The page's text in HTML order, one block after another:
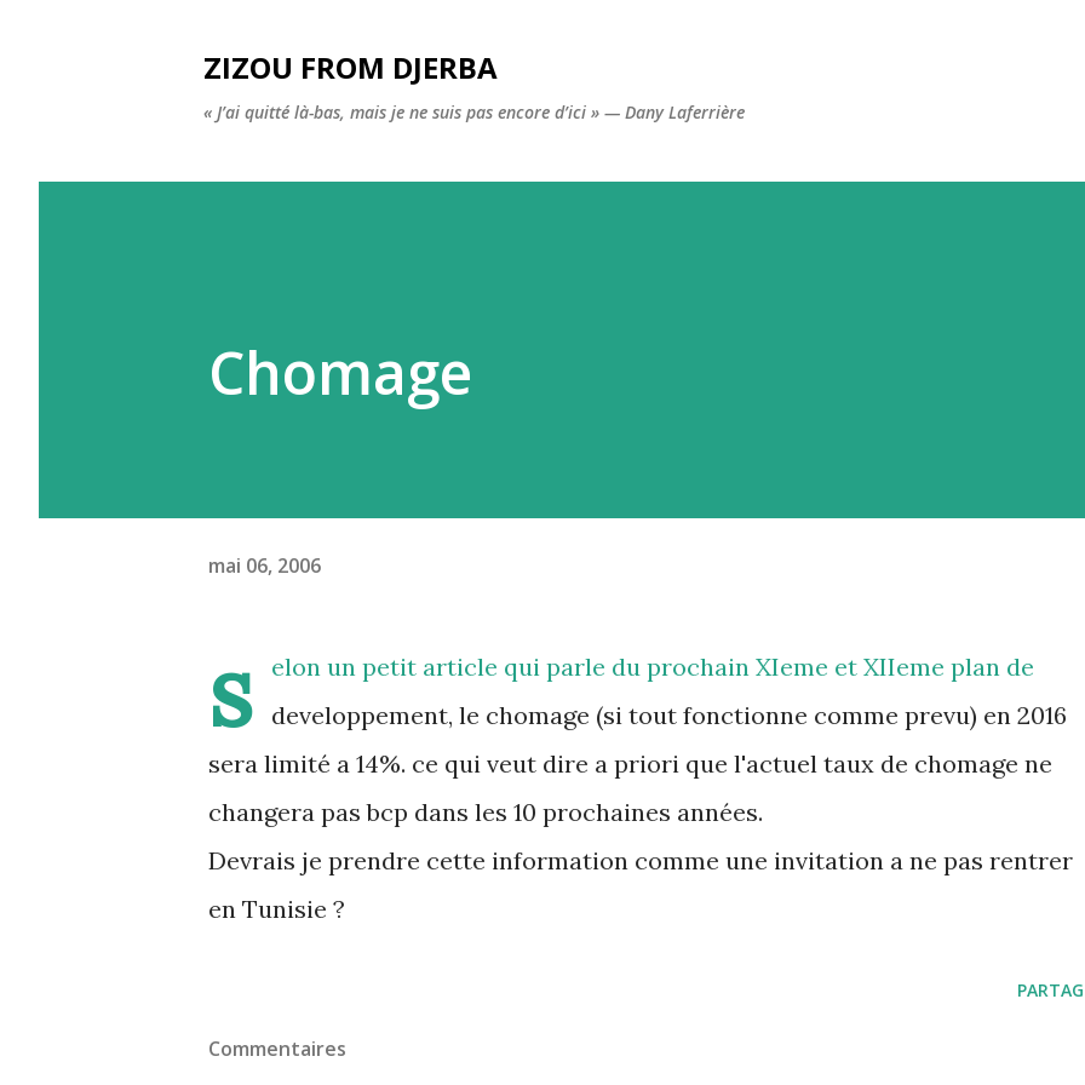
ZIZOU FROM DJERBA
« J’ai quitté là-bas, mais je ne suis pas encore d’ici » — Dany Laferrière
Chomage
mai 06, 2006
s elon un petit article qui parle du prochain XIeme et XIIeme plan de
developpement, le chomage (si tout fonctionne comme prevu) en 2016
sera limité a 14%. ce qui veut dire a priori que l'actuel taux de chomage ne
changera pas bcp dans les 10 prochaines années.
Devrais je prendre cette information comme une invitation a ne pas rentrer
en Tunisie ?
Commentaires